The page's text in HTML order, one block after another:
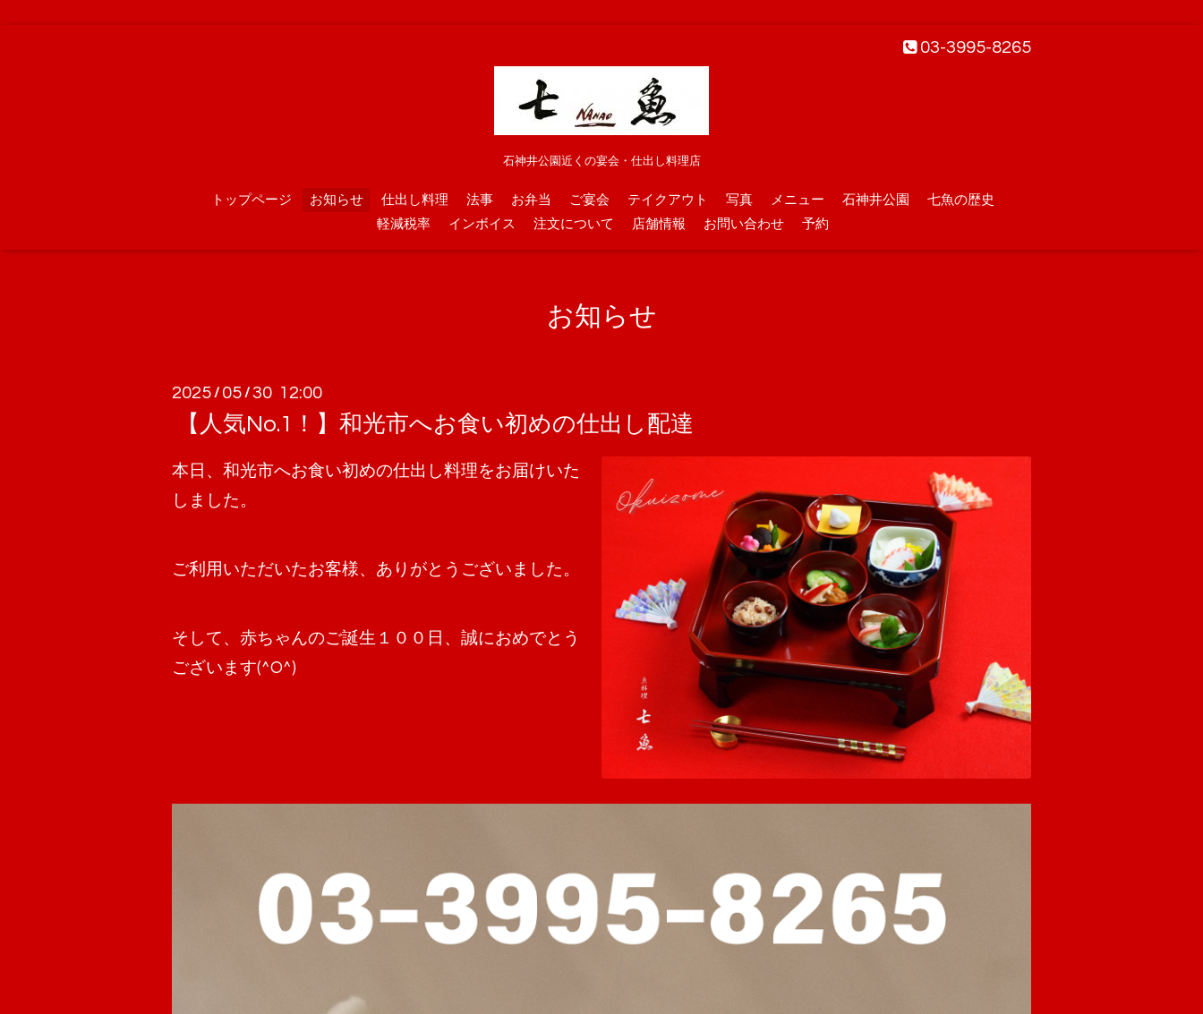
03-3995-8265
石神井公園近くの宴会・仕出し料理店
トップページ お知らせ 仕出し料理 法事 お弁当 ご宴会 テイクアウト 写真 メニュー 石神井公園
七魚の歴史
軽減税率
インボイス 注文について 店舗情報 お問い合わせ 予約
お知らせ
2025 / 05 /30 12:00
【人気No.1！】和光市へお食い初めの仕出し配達
本日、和光市へお食い初めの仕出し料理をお届けいた
しました。
ご利用いただいたお客様、ありがとうございました。
そして、赤ちゃんのご誕生１００日、誠におめでとう
ございます(^O^)